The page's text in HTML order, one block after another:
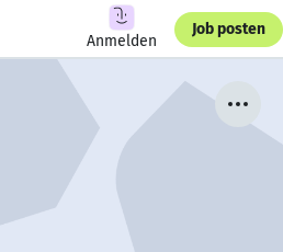
Anmelden
Job posten